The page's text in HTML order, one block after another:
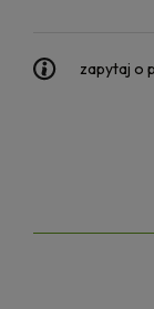
zapytaj o